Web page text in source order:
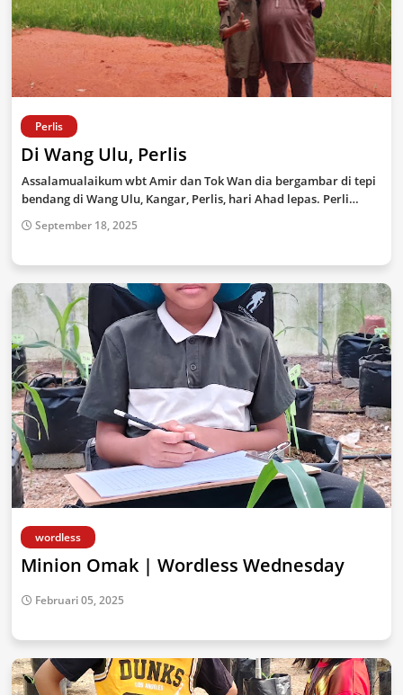
Perlis
Di Wang Ulu, Perlis
Assalamualaikum wbt Amir dan Tok Wan dia bergambar di tepi
bendang di Wang Ulu, Kangar, Perlis, hari Ahad lepas. Perli…
September 18, 2025
wordless
Minion Omak | Wordless Wednesday
Februari 05, 2025